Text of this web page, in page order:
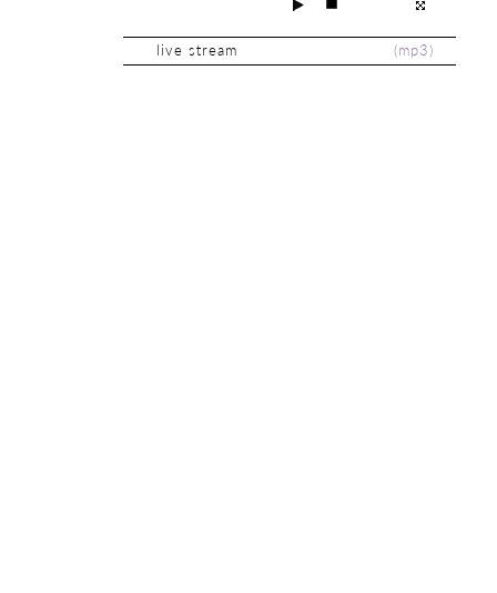
(mp3)
live stream